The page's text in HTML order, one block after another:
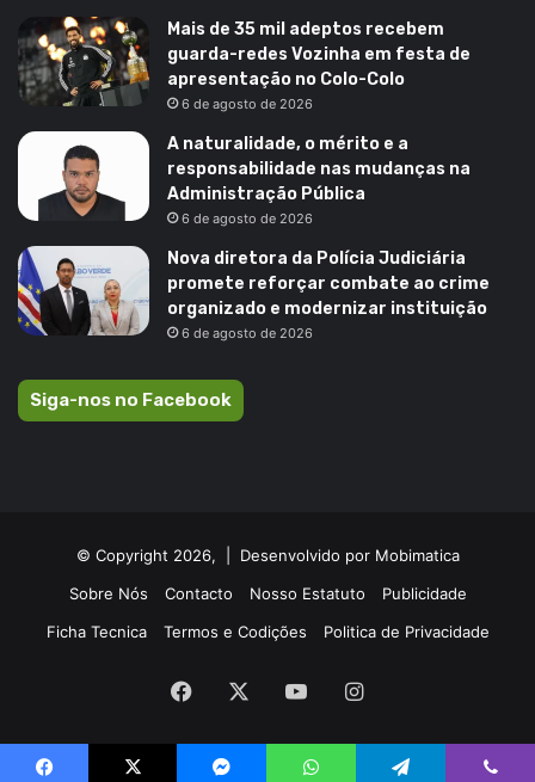
Mais de 35 mil adeptos recebem
guarda-redes Vozinha em festa de
apresentação no Colo-Colo
6 de agosto de 2026
A naturalidade, o mérito e a
responsabilidade nas mudanças na
Administração Pública
6 de agosto de 2026
Nova diretora da Polícia Judiciária
promete reforçar combate ao crime
organizado e modernizar instituição
6 de agosto de 2026
Siga-nos no Facebook
© Copyright 2026, | Desenvolvido por Mobimatica
Sobre Nós
Contacto Nosso Estatuto
Publicidade
Ficha Tecnica
Termos e Codições Politica de Privacidade
Facebook YouTubeInstagram